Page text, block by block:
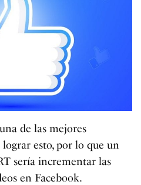
de las mejores
esto, por lo que un
sería incrementar las
en Facebook.